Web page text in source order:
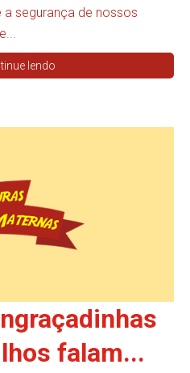
segurança de nossos
lendo
falam...